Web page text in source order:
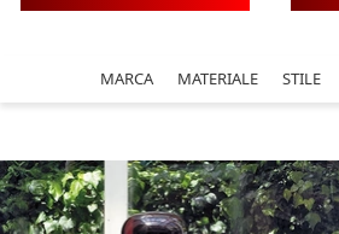
MARCA MATERIALE STILE